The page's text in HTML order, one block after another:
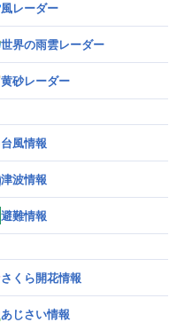
風レーダー
世界の雨雲レーダー
黄砂レーダー
台風情報
津波情報
避難情報
さくら開花情報
あじさい情報